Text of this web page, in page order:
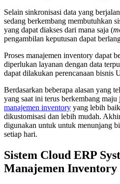
Selain sinkronisasi data yang
sedang berkembang membutuhkan
yang dapat diakses dari mana saja (
pengambilan keputusan dapat
Proses manajemen inventory dapat
diperlukan layanan dengan data
dapat dilakukan perencanaan bisnis
Berdasarkan beberapa alasan yang
yang saat ini terus berkembang maju
manajemen inventory yang lebih
dikustomisasi dan lebih mudah.
digunakan untuk untuk menunjang
setiap hari.
Sistem Cloud ERP
Manajemen